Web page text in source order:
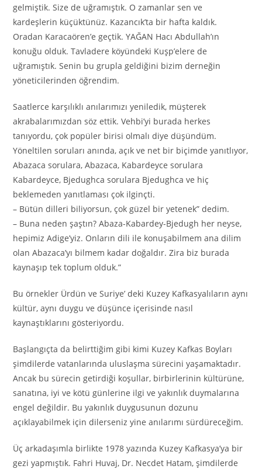
gelmiştik. Size de uğramıştık. O zamanlar sen ve
kardeşlerin küçüktünüz. Kazancık’ta bir hafta kaldık.
Oradan Karacaören’e geçtik. YAĞAN Hacı Abdullah’ın
konuğu olduk. Tavladere köyündeki Kuşp’elere de
uğramıştık. Senin bu grupla geldiğini bizim derneğin
yöneticilerinden öğrendim.
Saatlerce karşılıklı anılarımızı yeniledik, müşterek
akrabalarımızdan söz ettik. Vehbi’yi burada herkes
tanıyordu, çok popüler birisi olmalı diye düşündüm.
Yöneltilen soruları anında, açık ve net bir biçimde yanıtlıyor,
Abazaca sorulara, Abazaca, Kabardeyce sorulara
Kabardeyce, Bjedughca sorulara Bjedughca ve hiç
beklemeden yanıtlaması çok ilginçti.
– Bütün dilleri biliyorsun, çok güzel bir yetenek” dedim.
– Buna neden şaştın? Abaza-Kabardey-Bjedugh her neyse,
hepimiz Adige’yiz. Onların dili ile konuşabilmem ana dilim
olan Abazaca’yı bilmem kadar doğaldır. Zira biz burada
kaynaşıp tek toplum olduk.”
Bu örnekler Ürdün ve Suriye’ deki Kuzey Kafkasyalıların aynı
kültür, aynı duygu ve düşünce içerisinde nasıl
kaynaştıklarını gösteriyordu.
Başlangıçta da belirttiğim gibi kimi Kuzey Kafkas Boyları
şimdilerde vatanlarında uluslaşma sürecini yaşamaktadır.
Ancak bu sürecin getirdiği koşullar, birbirlerinin kültürüne,
sanatına, iyi ve kötü günlerine ilgi ve yakınlık duymalarına
engel değildir. Bu yakınlık duygusunun dozunu
açıklayabilmek için dilerseniz yine anılarımı sürdüreceğim.
Üç arkadaşımla birlikte 1978 yazında Kuzey Kafkasya’ya bir
gezi yapmıştık. Fahri Huvaj, Dr. Necdet Hatam, şimdilerde